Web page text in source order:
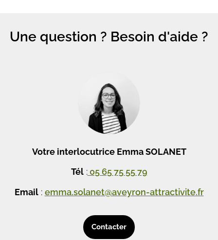
Une question ? Besoin d'aide ?
Votre interlocutrice Emma SOLANET
Tél:05 65 75 55 79
Email: emma.solanet@aveyron-attractivite.fr
Contacter